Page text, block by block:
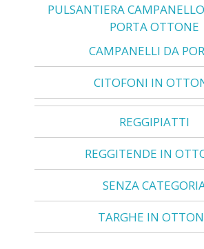
PULSANTIERA
PORTA OTTONE
CAMPANELLI DA
CITOFONI IN
REGGIPIATTI
REGGITENDE IN
SENZA
TARGHE IN